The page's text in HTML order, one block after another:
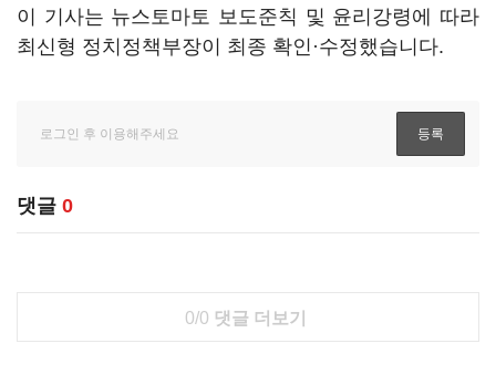
이 기사는 뉴스토마토 보도준칙 및 윤리강령에 따라
최신형 정치정책부장이 최종 확인·수정했습니다.
댓글 0
0/0 댓글 더보기